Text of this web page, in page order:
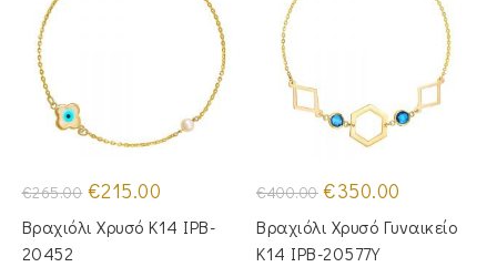
€265.00 Original
price
was:
€265.00.
€215.00
τιμή
είναι:
Βραχιόλι Χρυσό Κ14 IPB-
20452
€400.00 Original
price
was:
€400.00.
€350.00
είναι:
Βραχιόλι Χρυσό Γυναικείο
Κ14 IPB-20577Y